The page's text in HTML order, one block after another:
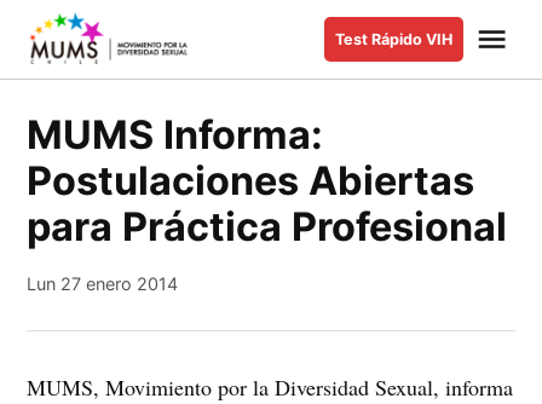
Saltar
contenido
Movimiento
Diversidad
Sexual y de
Género
Test Rápido VIH
MUMS Informa:
Postulaciones Abiertas
para Práctica Profesional
Lun 27 enero 2014
MUMS, Movimiento por la Diversidad Sexual, informa